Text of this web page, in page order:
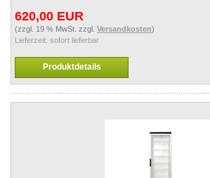
620,00 EUR
(zzgl. 19 % MwSt. zzgl. Versandkosten)
Lieferzeit: sofort lieferbar
Produktdetails